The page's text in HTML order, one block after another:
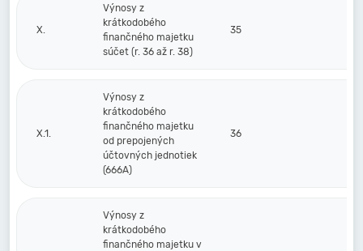
X.
Výnosy z
krátkodobého
finančného majetku
súčet (r. 36 až r. 38)
35
X.1.
Výnosy z
krátkodobého
finančného majetku
od prepojených
účtovných jednotiek
(666A)
36
Výnosy z
krátkodobého
finančného majetku v